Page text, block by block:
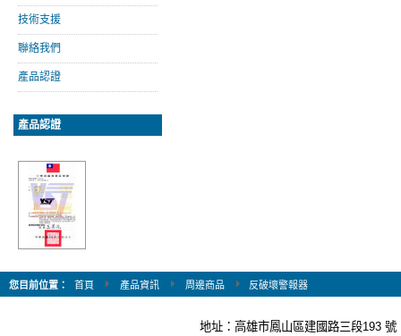
技術支援
聯絡我們
產品認證
產品認證
您目前位置： 首頁 產品資訊 周邊商品 反破壞警報器
地址：高雄市鳳山區建國路三段193